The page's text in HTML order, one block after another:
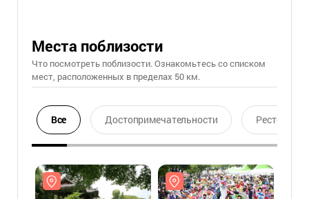
Места поблизости
Что посмотреть поблизости. Ознакомьтесь со списком
мест, расположенных в пределах 50 км.
Все Достопримечательности Ресторан